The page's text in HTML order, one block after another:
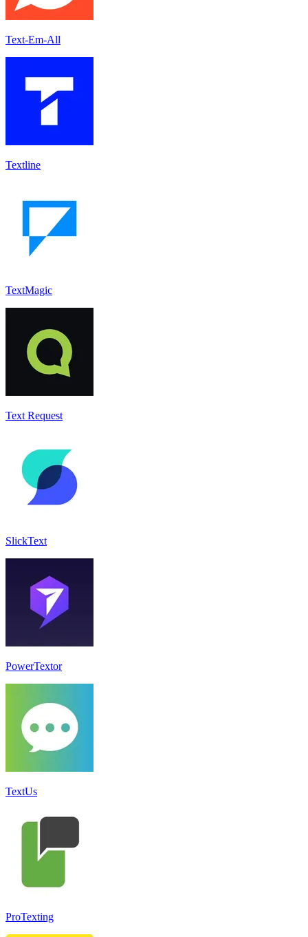
Text-Em-All
Textline
TextMagic
Text Request
SlickText
PowerTextor
TextUs
ProTexting